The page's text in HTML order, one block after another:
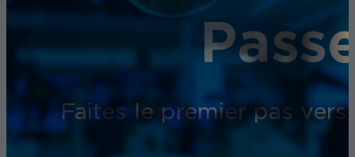
Faites le premier pas